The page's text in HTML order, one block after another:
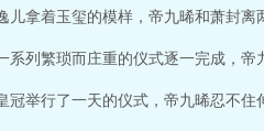
儿拿着玉玺的模样，帝九晞和萧封离
系列繁琐而庄重的仪式逐一完成，帝
冠举行了一天的仪式，帝九晞忍不住